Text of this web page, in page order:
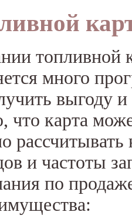
топливной
много
выгоду и
что карта
рассчитывать
и частоты
по